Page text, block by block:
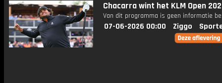
Chacarra wint het KLM Open
Van dit programma is geen informatie
07-06-2026 00:00 Ziggo